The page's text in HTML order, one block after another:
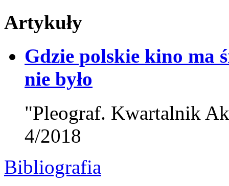
Artykuły
Gdzie polskie kino ma
nie było
"Pleograf. Kwartalnik
4/2018
Bibliografia